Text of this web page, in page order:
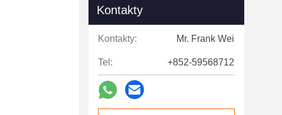
Kontakty
Kontakty: Mr. Frank Wei
Tel: +852-59568712